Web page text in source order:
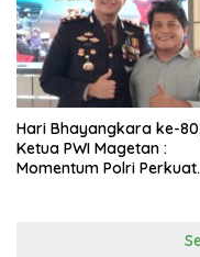
Hari Bhayangkara ke-
Ketua PWI Magetan :
Momentum Polri Perkuat